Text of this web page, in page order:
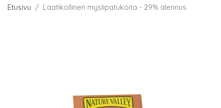
Etusivu Laatikollinen myslipatukoita - 29% alennus